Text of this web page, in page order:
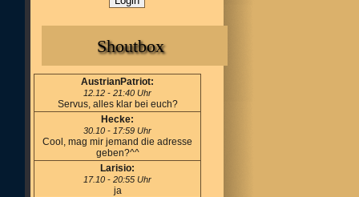
Shoutbox
AustrianPatriot:
12.12 - 21:40 Uhr
Servus, alles klar bei euch?
Hecke:
30.10 - 17:59 Uhr
Cool, mag mir jemand die adresse
geben?^^
Larisio:
17.10 - 20:55 Uhr
ja